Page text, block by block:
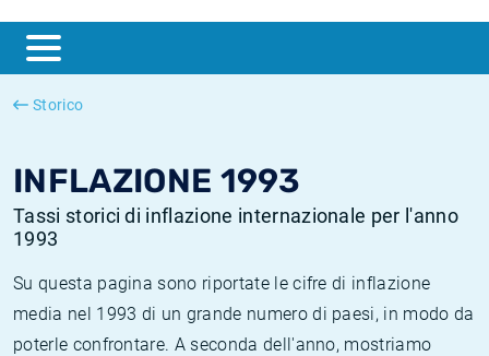
Storico
INFLAZIONE 1993
Tassi storici di inflazione internazionale per l'anno
1993
Su questa pagina sono riportate le cifre di inflazione
media nel 1993 di un grande numero di paesi, in modo da
poterle confrontare. A seconda dell'anno, mostriamo
ESTER
SONIA
Inflazione Italia
Inflazione Stati Uniti
Tassi storici di SONIA
Tassi storici di TONAR